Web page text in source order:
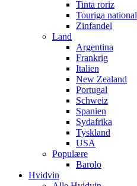
Tinta roriz
Touriga national
Zinfandel
Land
Argentina
Frankrig
Italien
New Zealand
Portugal
Schweiz
Spanien
Sydafrika
Tyskland
USA
Populære
Barolo
Hvidvin